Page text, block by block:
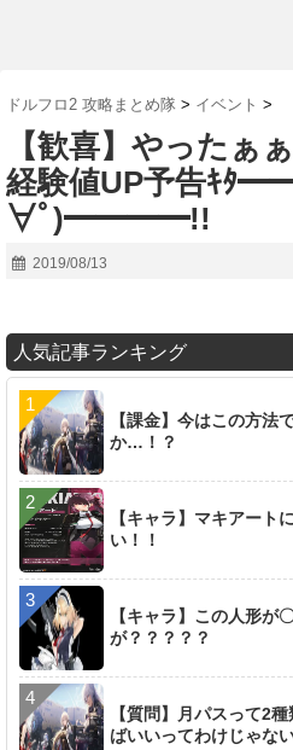
ドルフロ2 攻略まとめ隊 > イベント >
【歓喜】やったぁ
経験値UP予告ｷﾀ
∀ﾟ)━━━━!!
2019/08/13
人気記事ランキング
【課金】今はこの方法
か…！？
【キャラ】マキアート
い！！
【キャラ】この人形が
が？？？？？
【質問】月パスって2
ばいいってわけじゃな